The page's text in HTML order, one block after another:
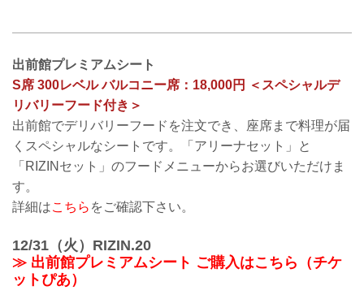
出前館プレミアムシート
S席 300レベル バルコニー席：18,000円 ＜スペシャルデ
リバリーフード付き＞
出前館でデリバリーフードを注文でき、座席まで料理が届
くスペシャルなシートです。「アリーナセット」と
「RIZINセット」のフードメニューからお選びいただけま
す。
詳細はこちら をご確認下さい。
12/31（火）RIZIN.20
≫ 出前館プレミアムシート ご購入はこちら（チケ
ットぴあ）